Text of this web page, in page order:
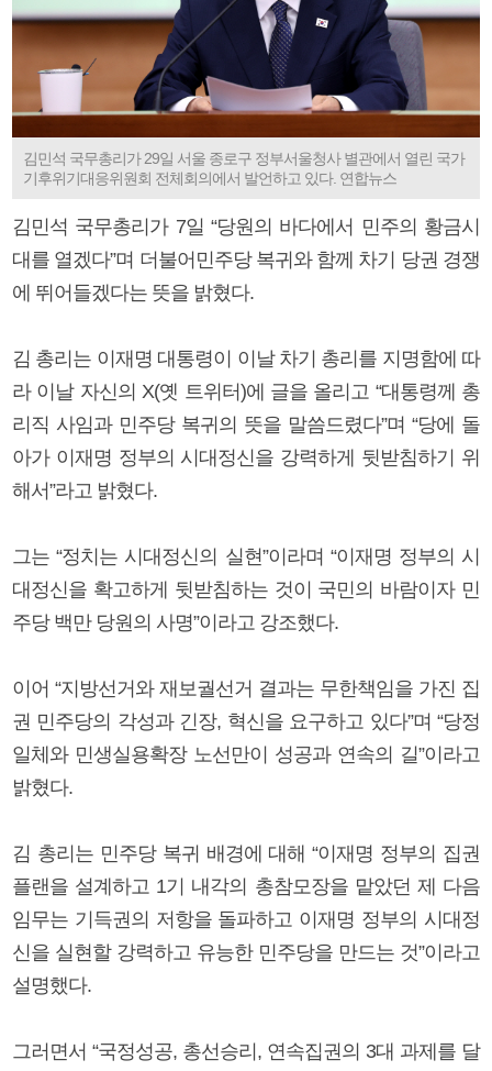
김민석 국무총리가 29일 서울 종로구 정부서울청사 별관에서 열린 국가
기후위기대응위원회 전체회의에서 발언하고 있다. 연합뉴스
김민석 국무총리가 7일 “당원의 바다에서 민주의 황금시
대를 열겠다”며 더불어민주당 복귀와 함께 차기 당권 경쟁
에 뛰어들겠다는 뜻을 밝혔다.
김 총리는 이재명 대통령이 이날 차기 총리를 지명함에 따
라 이날 자신의 X(옛 트위터)에 글을 올리고 “대통령께 총
리직 사임과 민주당 복귀의 뜻을 말씀드렸다”며 “당에 돌
아가 이재명 정부의 시대정신을 강력하게 뒷받침하기 위
해서”라고 밝혔다.
그는 “정치는 시대정신의 실현”이라며 “이재명 정부의 시
대정신을 확고하게 뒷받침하는 것이 국민의 바람이자 민
주당 백만 당원의 사명”이라고 강조했다.
이어 “지방선거와 재보궐선거 결과는 무한책임을 가진 집
권 민주당의 각성과 긴장, 혁신을 요구하고 있다”며 “당정
일체와 민생실용확장 노선만이 성공과 연속의 길”이라고
밝혔다.
김 총리는 민주당 복귀 배경에 대해 “이재명 정부의 집권
플랜을 설계하고 1기 내각의 총참모장을 맡았던 제 다음
임무는 기득권의 저항을 돌파하고 이재명 정부의 시대정
신을 실현할 강력하고 유능한 민주당을 만드는 것”이라고
설명했다.
그러면서 “국정성공, 총선승리, 연속집권의 3대 과제를 달